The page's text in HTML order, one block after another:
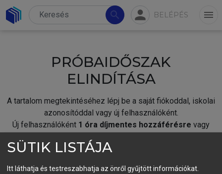
search person BELÉPÉS menu
PRÓBAIDŐSZAK
ELINDÍTÁSA
A tartalom megtekintéséhez lépj be a saját fiókoddal, iskolai
azonosítóddal vagy új felhasználóként.
Új felhasználóként 1 óra díjmentes hozzáférésre vagy
fiókoddal,vagy hozz létre új fiókot.
SÜTIK LISTÁJA
Itt láthatja és testreszabhatja az önről gyűjtött információkat.